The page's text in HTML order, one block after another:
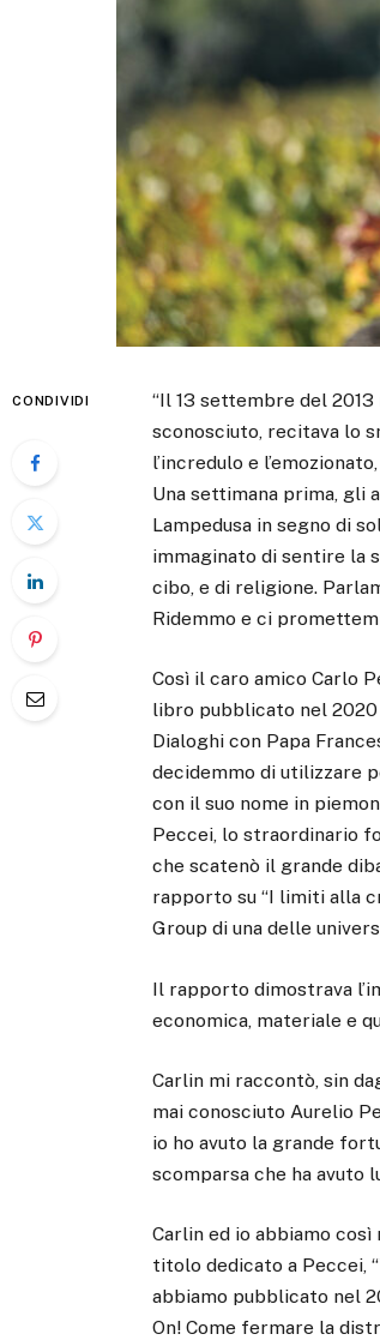
CONDIVIDI
“Il 13 settembre del
sconosciuto, recitava lo
l’incredulo e
Una settimana prima, gli
Lampedusa in segno di
immaginato di sentire la
cibo, e di religione.
Ridemmo e ci
Così il caro amico Carlo
libro pubblicato nel 2020
Dialoghi con Papa
decidemmo di utilizzare
con il suo nome in
Peccei, lo straordinario
che scatenò il grande
rapporto su “I limiti alla
Group di una delle
Il rapporto dimostrava
economica, materiale e
Carlin mi raccontò, sin
mai conosciuto Aurelio
io ho avuto la grande
scomparsa che ha avuto
Carlin ed io abbiamo
titolo dedicato a Peccei,
abbiamo pubblicato nel
On! Come fermare la